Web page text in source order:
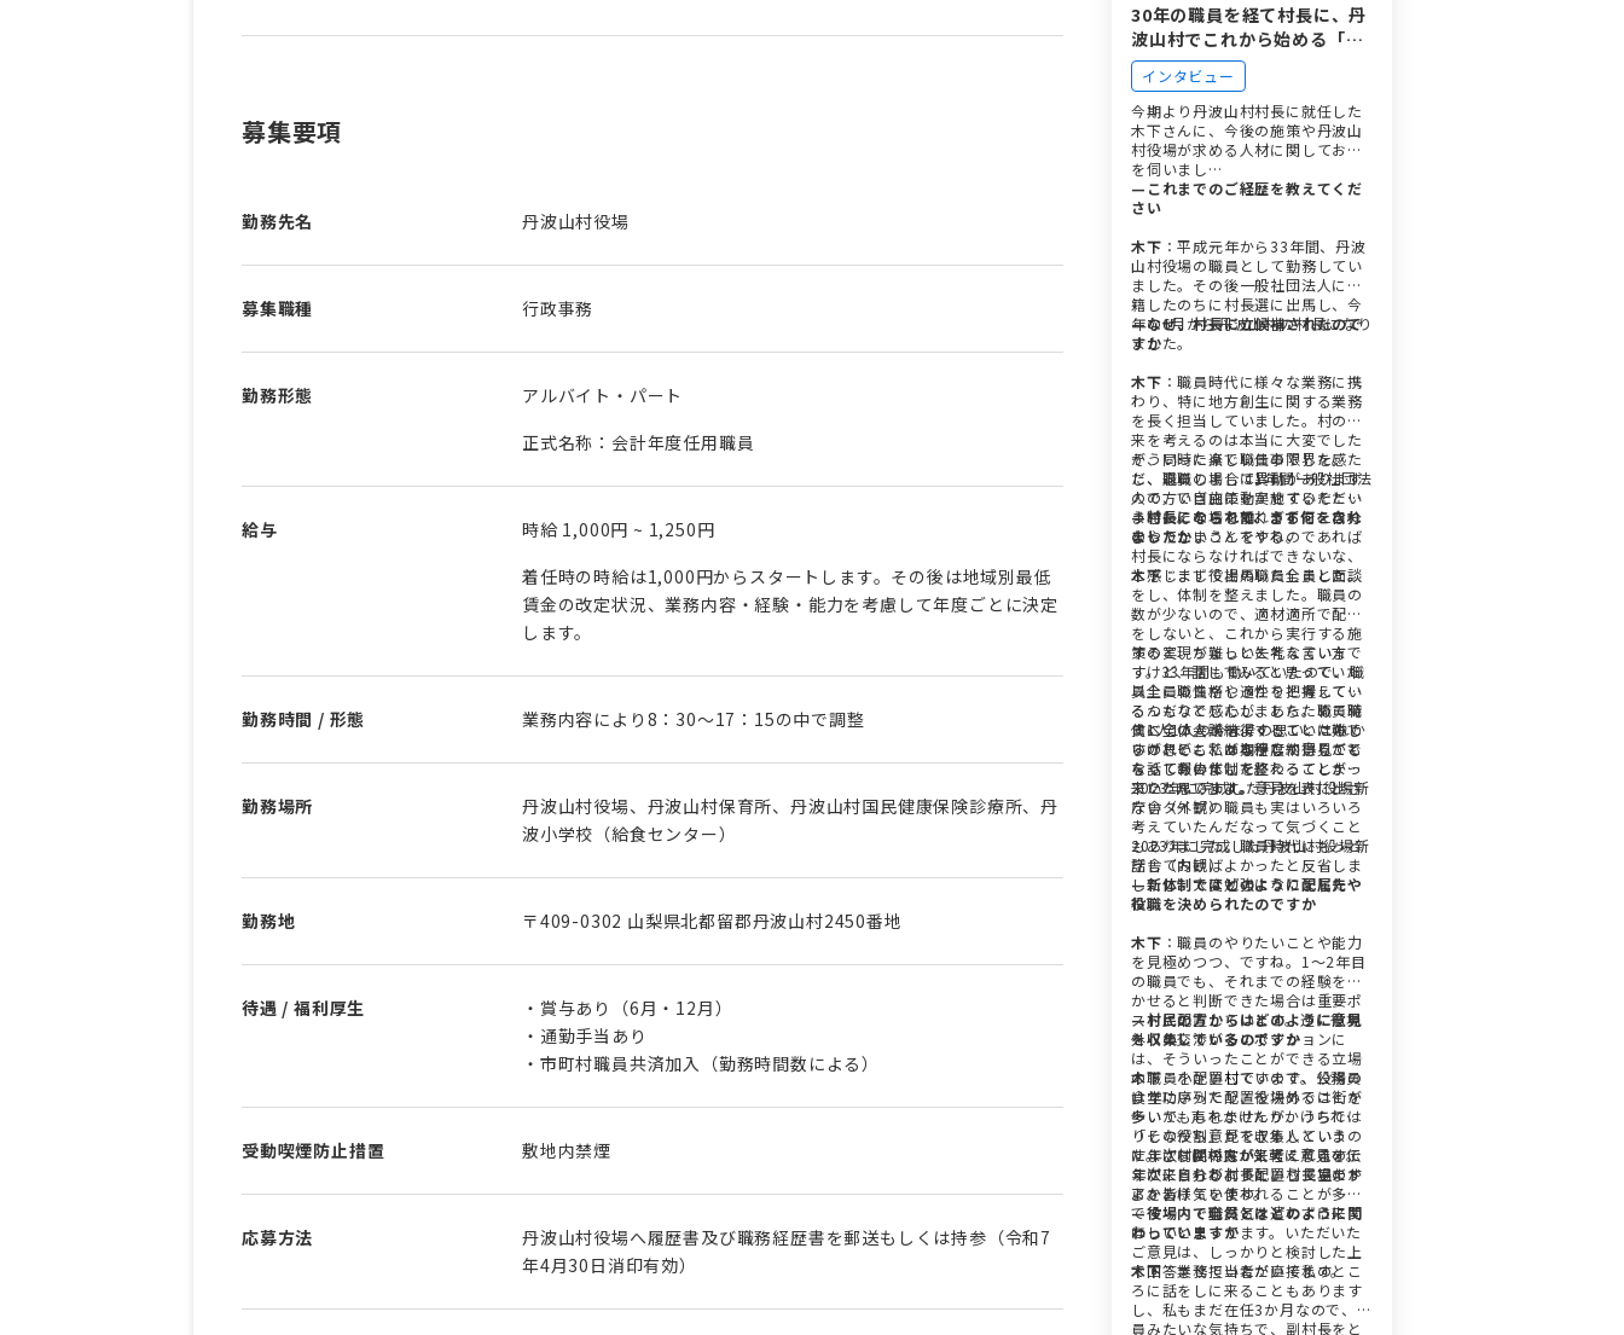
募集要項
勤務先名 丹波山村役場
募集職種 行政事務
勤務形態
アルバイト・パート
正式名称：会計年度任用職員
給与 時給 1,000円~ 1,250円
着任時の時給は1,000円からスタートします。その後は地域別最低
賃金の改定状況、業務内容・経験・能力を考慮して年度ごとに決定
します。
勤務時間 / 形態 業務内容により8：30～17：15の中で調整
勤務場所
丹波山村役場、丹波山村保育所、丹波山村国民健康保険診療所、丹
波小学校（給食センター）
勤務地 〒409-0302 山梨県北都留郡丹波山村2450番地
待遇 / 福利厚生
・賞与あり（6月・12月）
・通勤手当あり
・市町村職員共済加入（勤務時間数による）
受動喫煙防止措置 敷地内禁煙
応募方法
丹波山村役場へ履歴書及び職務経歴書を郵送もしくは持参（令和7
年4月30日消印有効）
30年の職員を経て村長に、丹
波山村でこれから始める「誰
1人取り残さない村づくり」
インタビュー
今期より丹波山村村長に就任した
木下さんに、今後の施策や丹波山
村役場が求める人材に関してお話
を伺いまし…
—これまでのご経歴を教えてくだ
さい
木下 ：平成元年から33年間、丹波
山村役場の職員として勤務してい
ました。その後一般社団法人に在
籍したのちに村長選に出馬し、今
年の6月から丹波山村の村長になり
ました。
—なぜ、村長に立候補されたので
すか
木下 ：職員時代に様々な業務に携
わり、特に地方創生に関する業務
を長く担当していました。村の将
来を考えるのは本当に大変でした
が、同時に楽しい仕事でした。た
だ、職員の場合は異動があります
ので、いざ施策を実施するぞとい
う時にその場を離れざるをえなく
なってしまうんですね。
そういった点で職員の限界を感
じ、退職しまして1年間一般社団法
人の方で自由に動かせていただき
ました。そこで働くうちに、自分
のやりたいことをやるのであれば
村長にならなければできないな、
と感じまして出馬いたしました。
—村長になられて、まず何をされ
ましたか
木下 ：まず役場の職員全員と面談
をし、体制を整えました。職員の
数が少ないので、適材適所で配置
をしないと、これから実行する施
策の実現が難しいと考えていま
す。33年間も働いていたので、職
員全員の性格や適性を把握してい
るつもりでしたが、あらためて職
員1人1人の今までの思い、これか
らの思い、私が期待していること
を話しあいました。
すると、ちょっと失礼な言い方で
すけど、話してみると思っていた
以上に職員がしっかりと考えてい
るんだなと感心しました。職員時
代に全体会議をよくしていたので
すが、そこではなかなか意見がで
なくて報告だけで終わってしまっ
ていたんですよ。意見を表に出さ
ないタイプの職員も実はいろいろ
考えていたんだなって気づくこと
もありました。職員時代にもっと
話しておけばよかったと反省しま
したし、大変勉強になりました
ね。
すべての人が納得することは難し
いけれども、ある程度納得しても
らって今の体制を整えることが出
来たと思います。
2023年に完成した丹波山村役場新
庁舎（外観）
2023年に完成した丹波山村役場新
庁舎（内観）
—新体制ではどのように配属先や
役職を決められたのですか
木下 ：職員のやりたいことや能力
を見極めつつ、ですね。1〜2年目
の職員でも、それまでの経験を活
かせると判断できた場合は重要ポ
ストに配置しています。逆に役場
外への交渉が多いポジションに
は、そういったことができる立場
の職員を配置しています。公務員
は年功序列で配置を決めることが
多いかもしれませんが、うちでは
「その役割」ができる人というの
に年次は関係ないと考えてます。
年次にとらわれず配置しています
よ。
—村民の方からはどのように意見
を収集しているのですか
木下：小さい村ですので、役場の
食堂にいったり、役場外では街を
歩いて、声をかけたりかけられた
りしながら意見を収集していま
す。さらに村民が気軽に意見を伝
えに来られるように、村長室のド
アをあけています。
たまに村民の方が来てくれるので
すが、自分が村長という立場だか
らか皆様気を使われることが多い
です・・・全然気を遣わずに来て
ほしいと思ってます。いただいた
ご意見は、しっかりと検討した上
で回答させていただいてます。
—役場内で職員とはどのように関
わっていますか
木下：業務担当者が直接私のとこ
ろに話をしに来ることもあります
し、私もまだ在任3か月なので、職
員みたいな気持ちで、副村長をと